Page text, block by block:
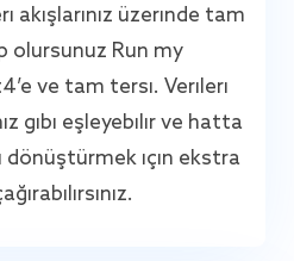
akışlarınız üzerinde tam
olursunuz Run my
ve tam tersi. Verileri
gibi eşleyebilir ve hatta
dönüştürmek için ekstra